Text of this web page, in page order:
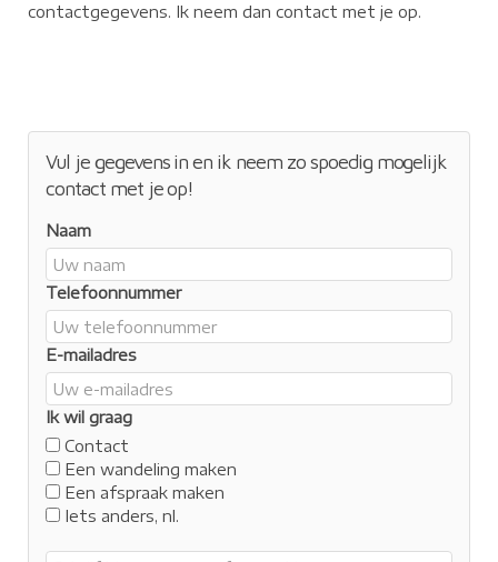
contactgegevens. Ik neem dan contact met je op.
Vul je gegevens in en ik neem zo spoedig mogelijk
contact met je op!
Naam
Telefoonnummer
E-mailadres
Ik wil graag
Contact
Een wandeling maken
Een afspraak maken
Iets anders, nl.